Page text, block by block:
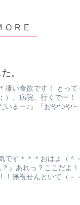
。
凄い食欲です！ とっ
）。病院、行くでー！
いまー♪』『おやつや
です＊＊＊おはよ（＾
』あれっ？ここだよ
！無視せんといて（－